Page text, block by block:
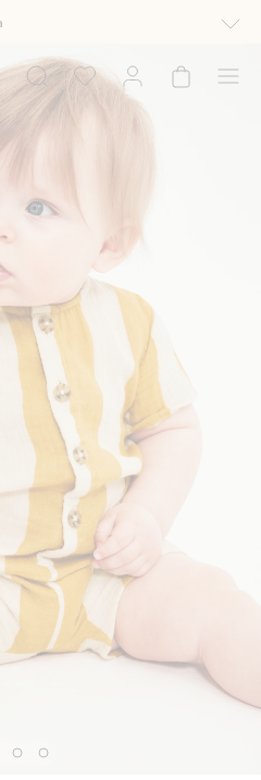
muihin alennuksiin tai tarjouksiin.
nyt